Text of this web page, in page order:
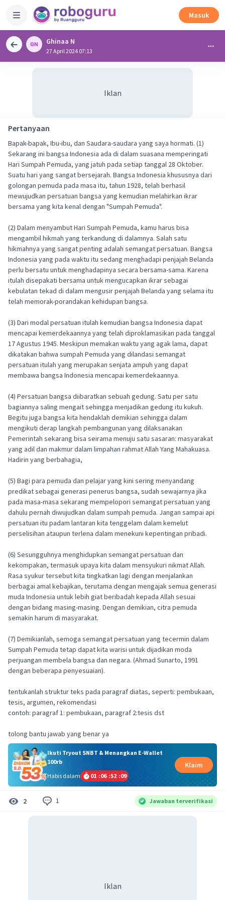
Masuk
Ghinaa N
27 April 2024 07:13
Iklan
Pertanyaan
Bapak-bapak, Ibu-ibu, dan Saudara-saudara yang saya hormati. (1)
Sekarang ini bangsa Indonesia ada di dalam suasana memperingati
Hari Sumpah Pemuda, yang jatuh pada setiap tanggal 28 Oktober.
Suatu hari yang sangat bersejarah. Bangsa Indonesia khususnya dari
golongan pemuda pada masa itu, tahun 1928, telah berhasil
mewujudkan persatuan bangsa yang kemudian melahirkan ikrar
bersama yang kita kenal dengan "Sumpah Pemuda".
(2) Dalam menyambut Hari Sumpah Pemuda, kamu harus bisa
mengambil hikmah yang terkandung di dalamnya. Salah satu
hikmahnya yang sangat penting adalah semangat persatuan. Bangsa
Indonesia yang pada waktu itu sedang menghadapi penjajah Belanda
perlu bersatu untuk menghadapinya secara bersama-sama. Karena
itulah disepakati bersama untuk mengucapkan ikrar sebagai
kebulatan tekad di dalam mengusir penjajah Belanda yang selama itu
telah memorak-porandakan kehidupan bangsa.
(3) Dari modal persatuan itulah kemudian bangsa Indonesia dapat
mencapai kemerdekaannya yang telah diproklamasikan pada tanggal
17 Agustus 1945. Meskipun memakan waktu yang agak lama, dapat
dikatakan bahwa sumpah Pemuda yang dilandasi semangat
persatuan itulah yang merupakan senjata ampuh yang dapat
membawa bangsa Indonesia mencapai kemerdekaannya.
(4) Persatuan bangsa diibaratkan sebuah gedung. Satu per satu
bagiannya saling mengait sehingga menjadikan gedung itu kukuh.
Begitu juga bangsa kita hendaklah demikian sehingga dalam
mengikuti derap langkah pembangunan yang dilaksanakan
Pemerintah sekarang bisa seirama menuju satu sasaran: masyarakat
yang adil dan makmur dalam limpahan rahmat Allah Yang Mahakuasa.
Hadirin yang berbahagia,
(5) Bagi para pemuda dan pelajar yang kini sering menyandang
predikat sebagai generasi penerus bangsa, sudah sewajarnya jika
pada masa-masa sekarang mempelopori semangat persatuan yang
dahulu pernah diwujudkan dalam sumpah pemuda. Jangan sampai api
persatuan itu padam lantaran kita tenggelam dalam kemelut
perselisihan ataupun terlena dalam menekuni kepentingan pribadi.
(6) Sesungguhnya menghidupkan semangat persatuan dan
kekompakan, termasuk upaya kita dalam mensyukuri nikmat Allah.
Rasa syukur tersebut kita tingkatkan lagi dengan menjalankan
berbagai amal kebajikan, terutama dengan mengajak semua generasi
muda Indonesia untuk lebih giat beribadah kepada Allah sesuai
dengan bidang masing-masing. Dengan demikian, citra pemuda
semakin harum di masyarakat.
(7) Demikianlah, semoga semangat persatuan yang tecermin dalam
Sumpah Pemuda tetap dapat kita warisi untuk dijadikan moda
perjuangan membela bangsa dan negara. (Ahmad Sunarto, 1991
dengan beberapa penyesuaian).
tentukanlah struktur teks pada paragraf diatas, seperti: pembukaan,
tesis, argumen, rekomendasi
contoh: paragraf 1: pembukaan, paragraf 2:tesis dst
tolong bantu jawab yang benar ya
Ikuti Tryout SNBT & Menangkan E-Wallet
100rb
Habis dalam
01 :06 :52 :08
Klaim
2 1 Jawaban terverifikasi
Iklan